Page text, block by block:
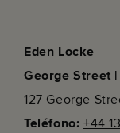
Eden Locke
George Street
127 George
Teléfono: +44